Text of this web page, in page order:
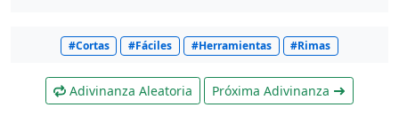
#Cortas #Fáciles #Herramientas #Rimas
Adivinanza Aleatoria Próxima Adivinanza